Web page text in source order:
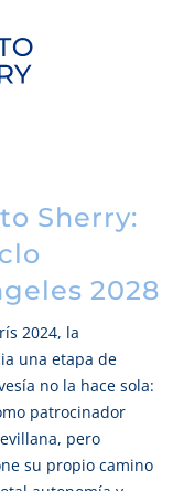
Sherry:
2028
2024, la
una etapa de
no la hace sola:
patrocinador
pero
su propio camino